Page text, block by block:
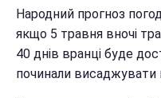
Народний прогноз
якщо 5 травня вночі
40 днів вранці буде
починали висаджувати